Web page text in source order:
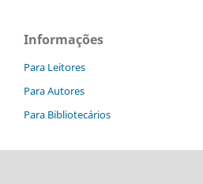
Informações
Para Leitores
Para Autores
Para Bibliotecários